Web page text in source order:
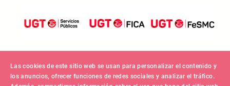
Las cookies de este sitio web se usan para personalizar el contenido y
los anuncios, ofrecer funciones de redes sociales y analizar el tráfico.